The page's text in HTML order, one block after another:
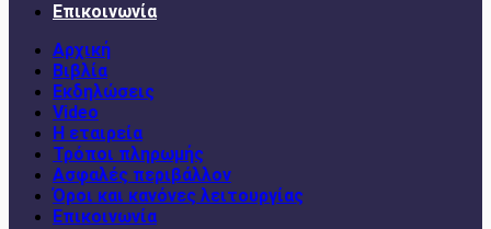
Επικοινωνία
Αρχική
Βιβλία
Εκδηλώσεις
Video
Η εταιρεία
Τρόποι πληρωμής
Ασφαλές περιβάλλον
Όροι και κανόνες λειτουργίας
Επικοινωνία